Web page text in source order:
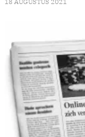
18 AUGUSTUS 2021